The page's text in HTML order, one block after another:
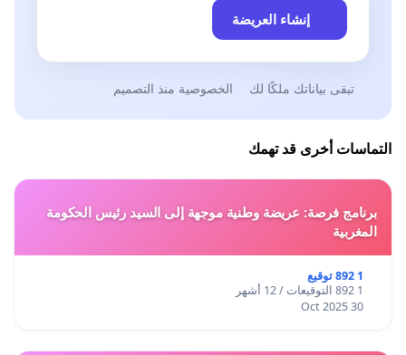
إنشاء العريضة
تبقى بياناتك ملكًا لك الخصوصية منذ التصميم
التماسات أخرى قد تهمك
برنامج فرصة: عريضة وطنية موجهة إلى السيد رئيس الحكومة
المغربية
1 892 توقيع
1 892 التوقيعات / 12 أشهر
30 Oct 2025